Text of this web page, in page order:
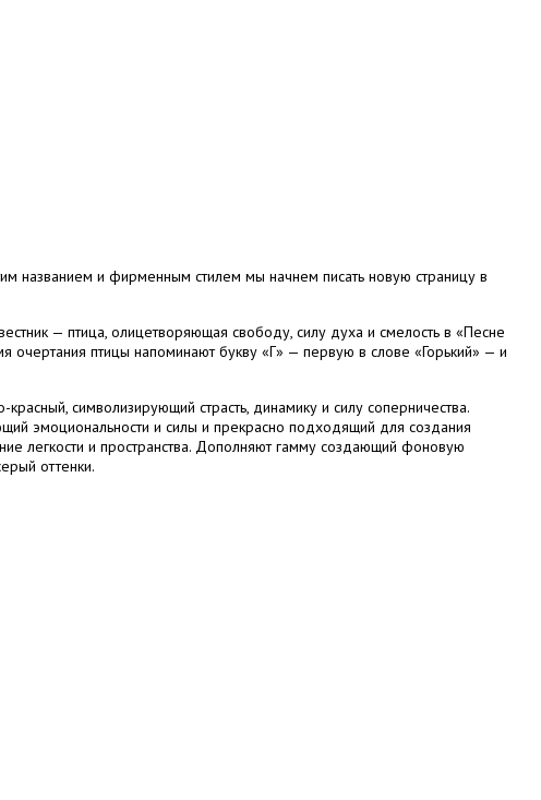
названием и фирменным стилем мы начнем писать новую страницу в
— птица, олицетворяющая свободу, силу духа и смелость в «Песне
очертания птицы напоминают букву «Г» — первую в слове «Горький» — и
символизирующий страсть, динамику и силу соперничества.
эмоциональности и силы и прекрасно подходящий для создания
легкости и пространства. Дополняют гамму создающий фоновую
оттенки.